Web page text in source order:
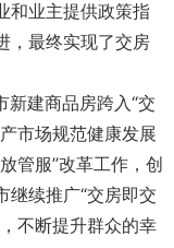
和业主提供政策指
，最终实现了交房
建商品房跨入“交
市场规范健康发展
管服”改革工作，创
继续推广“交房即交
不断提升群众的幸